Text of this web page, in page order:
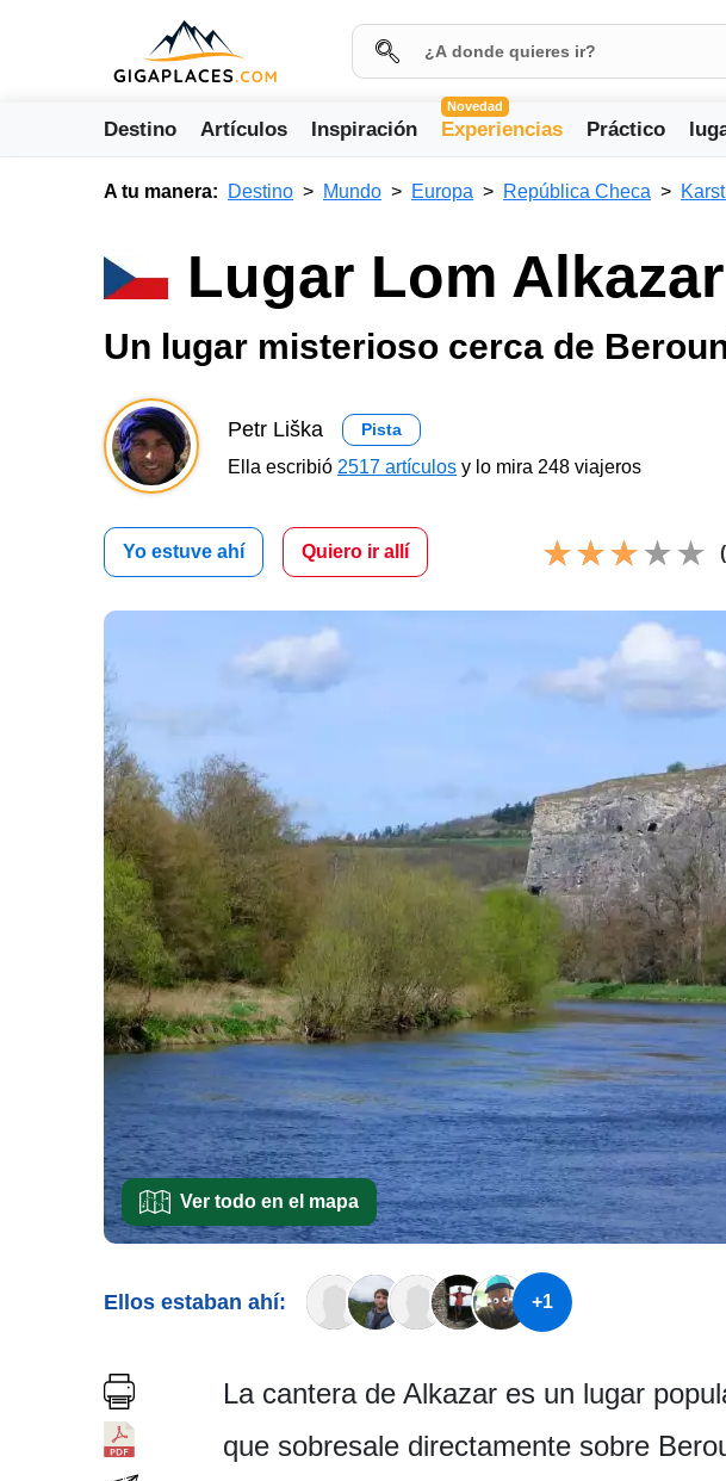
Destino Artículos Inspiración
Novedad
Experiencias Práctico
A tu manera: Destino Mundo Europa República Checa
Lugar Lom Alkazar
Un lugar misterioso cerca de
Petr Liška Pista
Ella escribió 2517 artículos y lo mira 248 viajeros
Yo estuve ahí Quiero ir allí
Ver todo en el mapa
Ellos estaban ahí: +1
La cantera de Alkazar es un lugar
que sobresale directamente sobre